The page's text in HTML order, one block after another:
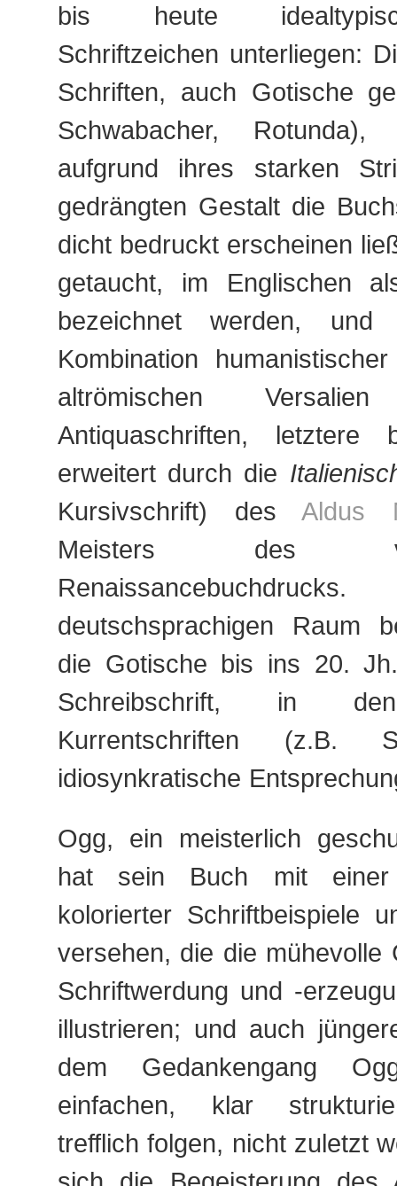
bis heute
Schriftzeichen unterliegen:
Schriften, auch Gotische
Schwabacher,
aufgrund ihres starken
gedrängten Gestalt die
dicht bedruckt erscheinen
getaucht, im Englischen
bezeichnet werden,
Kombination
altrömischen Versalien
Antiquaschriften, letztere
erweitert durch die
Kursivschrift) des Aldus
Meisters des
deutschsprachigen Raum
die Gotische bis ins 20.
Schreibschrift, in
Kurrentschriften (z.B.
idiosynkratische
Ogg, ein meisterlich
hat sein Buch mit einer
kolorierter Schriftbeispiele
versehen, die die mühevolle
Schriftwerdung und -
illustrieren; und auch
dem Gedankengang
einfachen, klar
trefflich folgen, nicht zuletzt